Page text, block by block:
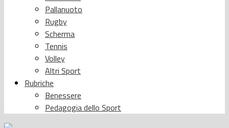
Pallanuoto
Rugby
Scherma
Tennis
Volley
Altri Sport
Rubriche
Benessere
Pedagogia dello Sport